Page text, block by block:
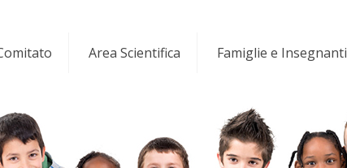
Area Scientifica Famiglie e Insegnanti